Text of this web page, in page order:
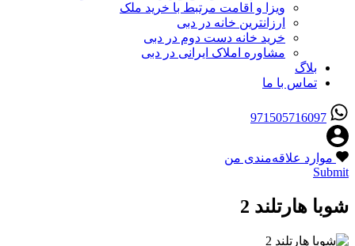
ویزا و اقامت مرتبط با خرید ملک
ارزانترین خانه در دبی
خرید خانه دست دوم در دبی
مشاوره املاک ایرانی در دبی
بلاگ
تماس با ما
971505716097
موارد علاقه‌مندی من
Submit
شوبا هارتلند 2